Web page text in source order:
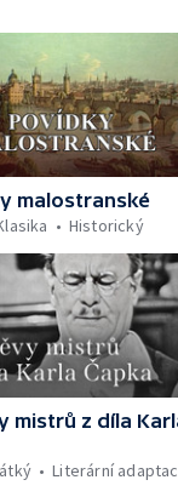
malostranské
Historický
mistrů z díla
Literární